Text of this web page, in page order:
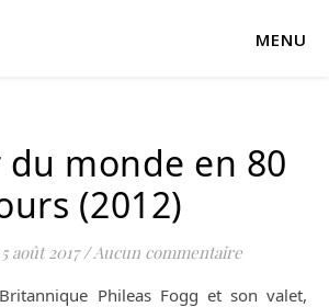
MENU
du monde en 80
(2012)
5 août 2017 /Aucun commentaire